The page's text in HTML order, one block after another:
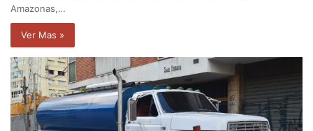
Amazonas,…
Ver Mas »